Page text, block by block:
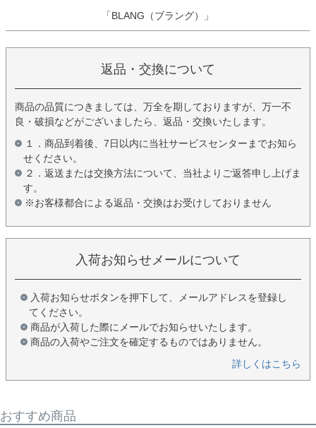
「BLANG（ブラング）」
返品・交換について
商品の品質につきましては、万全を期しておりますが、万一不
良・破損などがございましたら、返品・交換いたします。
１．商品到着後、7日以内に当社サービスセンターまでお知ら
せください。
２．返送または交換方法について、当社よりご返答申し上げま
す。
※お客様都合による返品・交換はお受けしておりません
入荷お知らせメールについて
入荷お知らせボタンを押下して、メールアドレスを登録し
てください。
商品が入荷した際にメールでお知らせいたします。
商品の入荷やご注文を確定するものではありません。
詳しくはこちら
おすすめ商品